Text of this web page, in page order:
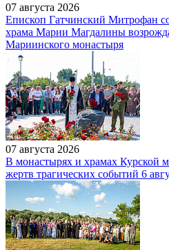
07 августа 2026
Епископ Гатчинский Митрофан
храма Марии Магдалины
Мариинского монастыря
07 августа 2026
В монастырях и храмах Курской
жертв трагических событий 6